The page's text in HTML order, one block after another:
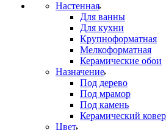
Настенная
Для ванны
Для кухни
Крупноформатная
Мелкоформатная
Керамические обои
Назначение
Под дерево
Под мрамор
Под камень
Керамический ковер
Цвет